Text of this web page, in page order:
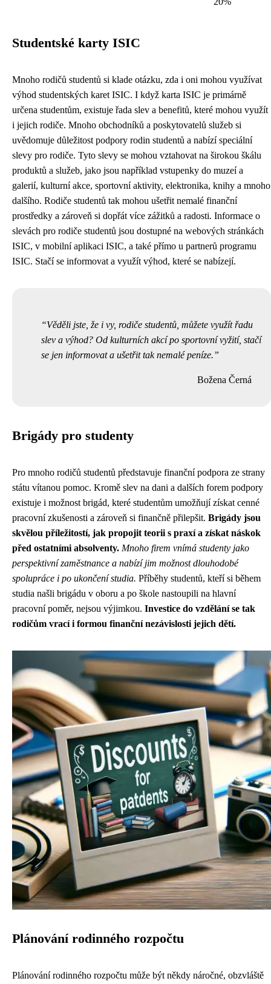
Studentské karty ISIC
Mnoho rodičů studentů si klade otázku, zda i oni mohou využívat
výhod studentských karet ISIC. I když karta ISIC je primárně
určena studentům, existuje řada slev a benefitů, které mohou využít
i jejich rodiče. Mnoho obchodníků a poskytovatelů služeb si
uvědomuje důležitost podpory rodin studentů a nabízí speciální
slevy pro rodiče. Tyto slevy se mohou vztahovat na širokou škálu
produktů a služeb, jako jsou například vstupenky do muzeí a
galerií, kulturní akce, sportovní aktivity, elektronika, knihy a mnoho
dalšího. Rodiče studentů tak mohou ušetřit nemalé finanční
prostředky a zároveň si dopřát více zážitků a radosti. Informace o
slevách pro rodiče studentů jsou dostupné na webových stránkách
ISIC, v mobilní aplikaci ISIC, a také přímo u partnerů programu
ISIC. Stačí se informovat a využít výhod, které se nabízejí.
Věděli jste, že i vy, rodiče studentů, můžete využít řadu
slev a výhod? Od kulturních akcí po sportovní vyžití, stačí
se jen informovat a ušetřit tak nemalé peníze.
Božena Černá
Brigády pro studenty
Pro mnoho rodičů studentů představuje finanční podpora ze strany
státu vítanou pomoc. Kromě slev na dani a dalších forem podpory
existuje i možnost brigád, které studentům umožňují získat cenné
pracovní zkušenosti a zároveň si finančně přilepšit. Brigády jsou
skvělou příležitostí, jak propojit teorii s praxí a získat náskok
před ostatními absolventy. Mnoho firem vnímá studenty jako
perspektivní zaměstnance a nabízí jim možnost dlouhodobé
spolupráce i po ukončení studia. Příběhy studentů, kteří si během
studia našli brigádu v oboru a po škole nastoupili na hlavní
pracovní poměr, nejsou výjimkou. Investice do vzdělání se tak
rodičům vrací i formou finanční nezávislosti jejich dětí.
Plánování rodinného rozpočtu
Plánování rodinného rozpočtu může být někdy náročné, obzvláště